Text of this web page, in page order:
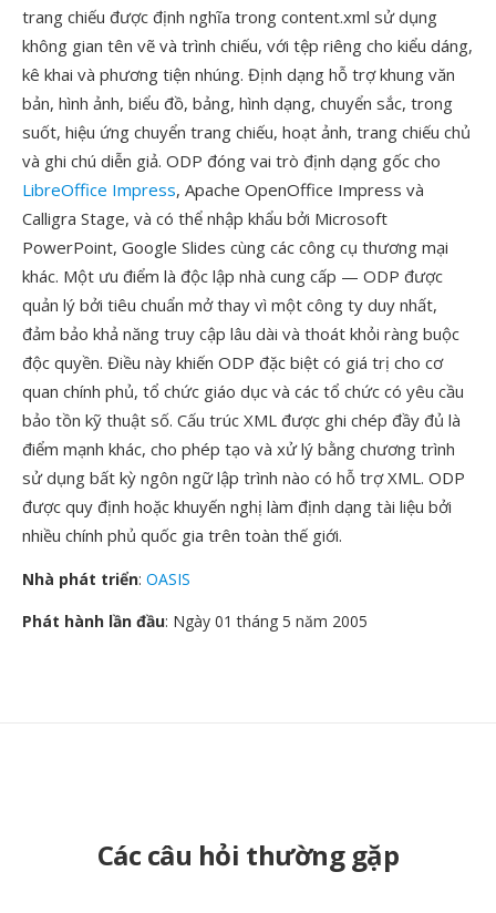
trang chiếu được định nghĩa trong content.xml sử dụng
không gian tên vẽ và trình chiếu, với tệp riêng cho kiểu dáng,
kê khai và phương tiện nhúng. Định dạng hỗ trợ khung văn
bản, hình ảnh, biểu đồ, bảng, hình dạng, chuyển sắc, trong
suốt, hiệu ứng chuyển trang chiếu, hoạt ảnh, trang chiếu chủ
và ghi chú diễn giả. ODP đóng vai trò định dạng gốc cho
LibreOffice Impress, Apache OpenOffice Impress và
Calligra Stage, và có thể nhập khẩu bởi Microsoft
PowerPoint, Google Slides cùng các công cụ thương mại
khác. Một ưu điểm là độc lập nhà cung cấp — ODP được
quản lý bởi tiêu chuẩn mở thay vì một công ty duy nhất,
đảm bảo khả năng truy cập lâu dài và thoát khỏi ràng buộc
độc quyền. Điều này khiến ODP đặc biệt có giá trị cho cơ
quan chính phủ, tổ chức giáo dục và các tổ chức có yêu cầu
bảo tồn kỹ thuật số. Cấu trúc XML được ghi chép đầy đủ là
điểm mạnh khác, cho phép tạo và xử lý bằng chương trình
sử dụng bất kỳ ngôn ngữ lập trình nào có hỗ trợ XML. ODP
được quy định hoặc khuyến nghị làm định dạng tài liệu bởi
nhiều chính phủ quốc gia trên toàn thế giới.
Nhà phát triển: OASIS
Phát hành lần đầu: Ngày 01 tháng 5 năm 2005
Các câu hỏi thường gặp